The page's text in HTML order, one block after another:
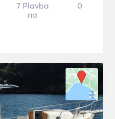
7 Plavba
na
0